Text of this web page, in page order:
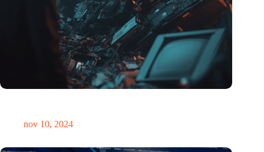
nov 10, 2024